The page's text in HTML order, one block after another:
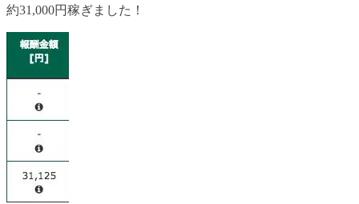
約31,000円稼ぎました！